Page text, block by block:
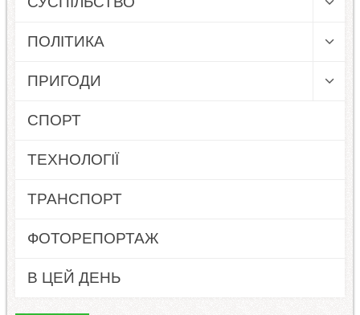
ПОЛІТИКА
ПРИГОДИ
СПОРТ
ТЕХНОЛОГІЇ
ТРАНСПОРТ
ФОТОРЕПОРТАЖ
В ЦЕЙ ДЕНЬ